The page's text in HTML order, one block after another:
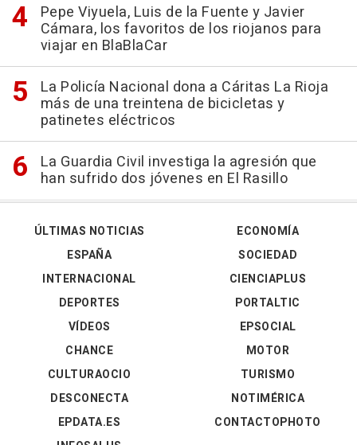
Pepe Viyuela, Luis de la Fuente y Javier
Cámara, los favoritos de los riojanos para
viajar en BlaBlaCar
La Policía Nacional dona a Cáritas La Rioja
más de una treintena de bicicletas y
patinetes eléctricos
La Guardia Civil investiga la agresión que
han sufrido dos jóvenes en El Rasillo
ÚLTIMAS NOTICIAS
ESPAÑA
INTERNACIONAL
DEPORTES
VÍDEOS
ECONOMÍA
SOCIEDAD
CIENCIAPLUS
PORTALTIC
EPSOCIAL
CHANCE
CULTURAOCIO
DESCONECTA
EPDATA.ES
MOTOR
TURISMO
NOTIMÉRICA
CONTACTOPHOTO